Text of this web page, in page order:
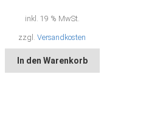
inkl. 19 % MwSt.
zzgl.Versandkosten
In den Warenkorb